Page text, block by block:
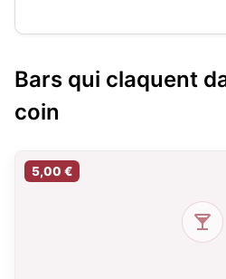
Bars qui claquent
coin
5,00 €